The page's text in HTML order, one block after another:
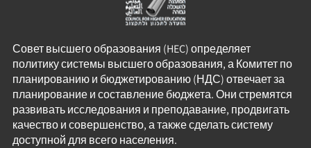
Совет высшего образования (HEC) определяет
политику системы высшего образования, а Комитет по
планированию и бюджетированию (НДС) отвечает за
планирование и составление бюджета. Они стремятся
развивать исследования и преподавание, продвигать
качество и совершенство, а также сделать систему
доступной для всего населения.